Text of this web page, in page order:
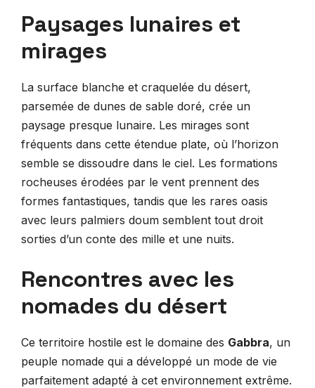
Paysages lunaires et
mirages
La surface blanche et craquelée du désert,
parsemée de dunes de sable doré, crée un
paysage presque lunaire. Les mirages sont
fréquents dans cette étendue plate, où l’horizon
semble se dissoudre dans le ciel. Les formations
rocheuses érodées par le vent prennent des
formes fantastiques, tandis que les rares oasis
avec leurs palmiers doum semblent tout droit
sorties d’un conte des mille et une nuits.
Rencontres avec les
nomades du désert
Ce territoire hostile est le domaine des Gabbra, un
peuple nomade qui a développé un mode de vie
parfaitement adapté à cet environnement extrême.